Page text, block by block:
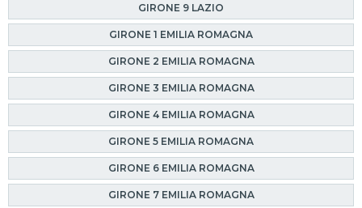
GIRONE 9 LAZIO
GIRONE 1 EMILIA ROMAGNA
GIRONE 2 EMILIA ROMAGNA
GIRONE 3 EMILIA ROMAGNA
GIRONE 4 EMILIA ROMAGNA
GIRONE 5 EMILIA ROMAGNA
GIRONE 6 EMILIA ROMAGNA
GIRONE 7 EMILIA ROMAGNA